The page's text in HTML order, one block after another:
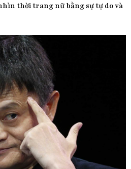
thời trang nữ bằng sự tự do và